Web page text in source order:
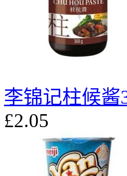
李锦记柱候酱
£2.05